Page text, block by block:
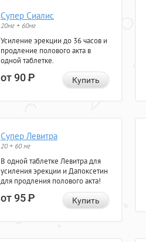
Супер Сиалис
20мг + 60мг
Усиление эрекции до 36 часов и
продление полового акта в
одной таблетке.
от 90Р Купить
Супер Левитра
20 + 60 мг
В одной таблетке Левитра для
усиления эрекции и Дапоксетин
для продления полового акта!
от 95Р Купить